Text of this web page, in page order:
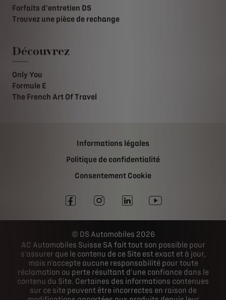
Forfaits d'entretien DS
Trouvez une pièce de rechange
Découvrez
Only You
Formule E
The French Art Of Travel
Informations légales
Politique de confidentialité
Consentement Cookie
DS Automobiles 2026
AC Automobiles Suisse SA fait tout son possible pour
s'assurer que le contenu de ce Site est exact et à jour,
mais n'accepte aucune responsabilité pour toute
réclamation ou perte résultant d'une confiance dans le
contenu du Site. Certaines des informations contenues
sur ce site peuvent être incorrectes en raison de